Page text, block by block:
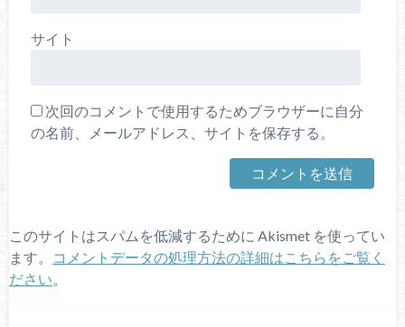
サイト
次回のコメントで使用するためブラウザーに自分
の名前、メールアドレス、サイトを保存する。
このサイトはスパムを低減するために Akismet を使ってい
ます。
コメントデータの処理方法の詳細はこちらをご覧く
ださい